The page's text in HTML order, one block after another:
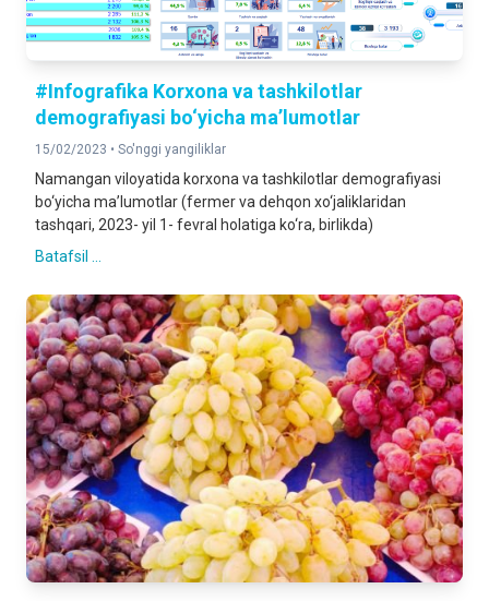
#Infografika Korxona va tashkilotlar
demografiyasi bo‘yicha maʼlumotlar
15/02/2023 • So'nggi yangiliklar
Namangan viloyatida korxona va tashkilotlar demografiyasi
bo‘yicha maʼlumotlar (fermer va dehqon xo‘jaliklaridan
tashqari, 2023- yil 1- fevral holatiga ko‘ra, birlikda)
Batafsil ...